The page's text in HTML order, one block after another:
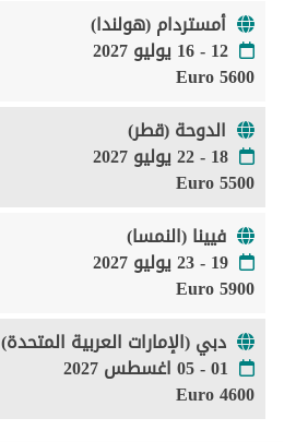
أمستردام (هولندا)
12 - 16 يوليو 2027
5600 Euro
الدوحة (قطر)
18 - 22 يوليو 2027
5500 Euro
فيينا (النمسا)
19 - 23 يوليو 2027
5900 Euro
دبي (الإمارات العربية المتحدة)
01 - 05 اغسطس 2027
4600 Euro